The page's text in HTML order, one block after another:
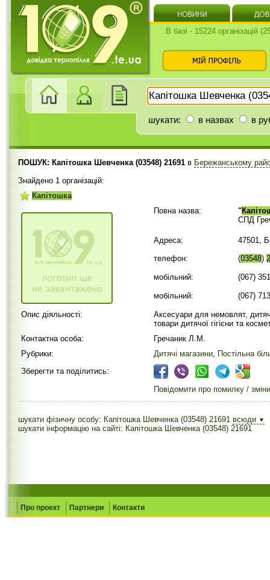
В базі - 15224 організацій
шукати: в назвах в
ПОШУК: Капітошка Шевченка (03548) 21691 в Бережанському
Знайдено 1 організацій:
Капітошка
Повна назва:
"
СПД
Адреса:
47501,
телефон:
(03548)
мобільний: (067)
мобільний: (067)
Опис діяльності:
Аксесуари для немовлят,
товари дитячої гігієни та
Контактна особа:
Гречаник Л.М.
Рубрики:
Дитячі магазини, Постільна
Зберегти та поділитись:
Повідомити про помилку / зміни
шукати фізичну особу: Капітошка Шевченка (03548) 21691 всюди ▼
шукати інформацію на сайті: Капітошка Шевченка (03548) 21691
Про проект Партнери Контакти